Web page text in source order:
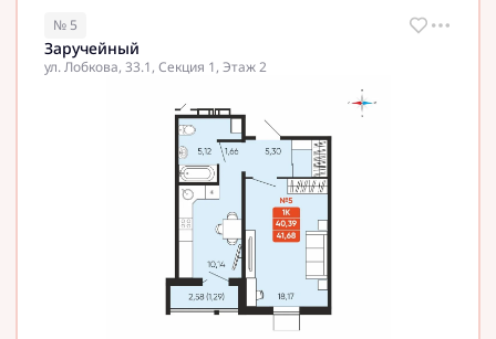
№ 5
Заручейный
ул. Лобкова, 33.1, Секция 1, Этаж 2